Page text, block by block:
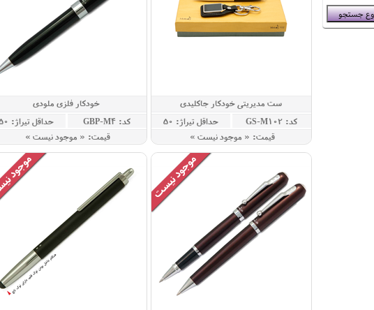
ست مدیریتی خودکار جاکلیدی
کد: GS-M102
حداقل تيراژ: 50
قيمت: « موجود نيست »
خودکار فلزی ملودی
کد: GBP-M4
حداقل تيراژ: 50
قيمت: « موجود نيست »